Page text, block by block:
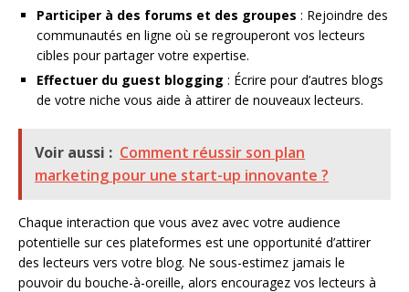
Participer à des forums et des groupes : Rejoindre des
communautés en ligne où se regrouperont vos lecteurs
cibles pour partager votre expertise.
Effectuer du guest blogging : Écrire pour d’autres blogs
de votre niche vous aide à attirer de nouveaux lecteurs.
Voir aussi : Comment réussir son plan
marketing pour une start-up innovante ?
Chaque interaction que vous avez avec votre audience
potentielle sur ces plateformes est une opportunité d’attirer
des lecteurs vers votre blog. Ne sous-estimez jamais le
pouvoir du bouche-à-oreille, alors encouragez vos lecteurs à